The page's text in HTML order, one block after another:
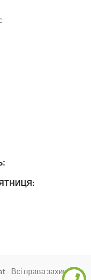
- Всі права захищені